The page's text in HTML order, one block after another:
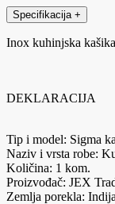
Specifikacija +
Inox kuhinjska
DEKLARACIJA
Tip i model: Sigma
Naziv i vrsta robe:
Količina: 1 kom.
Proizvođač: JEX
Zemlja porekla: Indija